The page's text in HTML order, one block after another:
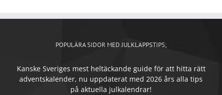
POPULÄRA SIDOR MED JULKLAPPSTIPS;
Kanske Sveriges mest heltäckande guide för att hitta rätt
adventskalender, nu uppdaterat med 2026 års alla tips
på aktuella julkalendrar!